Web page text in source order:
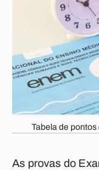
Tabela de
As provas do